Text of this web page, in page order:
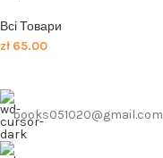
Всі Товари
zł 65.00
books051020@gmail.com